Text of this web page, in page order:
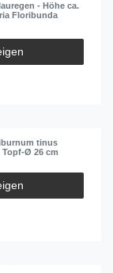
- Höhe ca.
Floribunda
tinus
Topf-Ø 26 cm